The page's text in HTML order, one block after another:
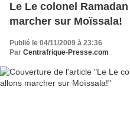
Le Le colonel
marcher sur Moïssala!
Publié le 04/11/2009 à 23:36
Par Centrafrique-Presse.com